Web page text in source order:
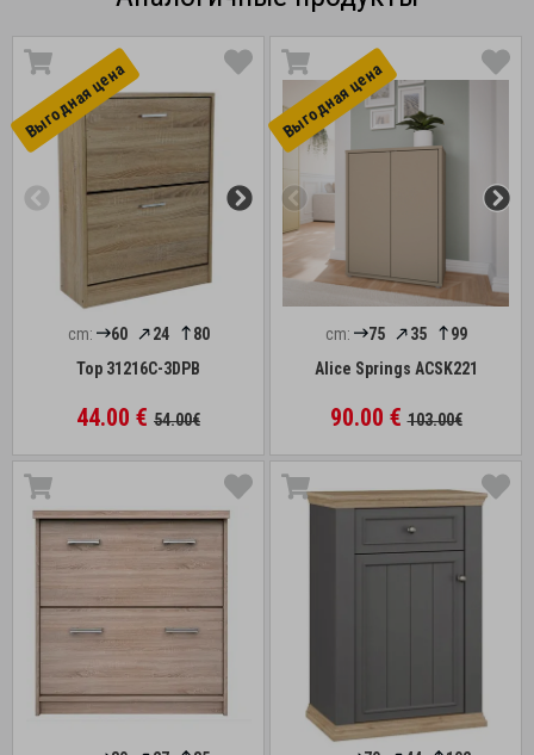
Выгоднaя цена
cm: 60 24
80
Top 31216C-3DPB
44.00 € 54.00€
Выгоднaя цена
cm: 75 35
99
Alice Springs ACSK221
90.00 €103.00€